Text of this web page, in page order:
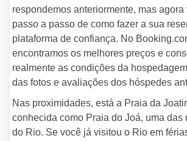
respondemos anteriormente, mas agora
passo a passo de como fazer a sua
plataforma de confiança. No
encontramos os melhores preços e
realmente as condições da
das fotos e avaliações dos hóspedes
Nas proximidades, está a Praia da
conhecida como Praia do Joá, uma das
do Rio. Se você já visitou o Rio em